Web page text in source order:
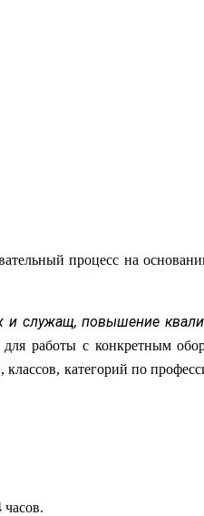
процесс на
и служащ, повышение
работы с конкретным
категорий по